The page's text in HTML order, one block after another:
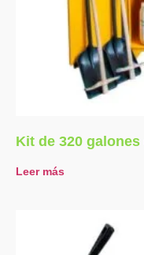
Kit de 320
Leer más